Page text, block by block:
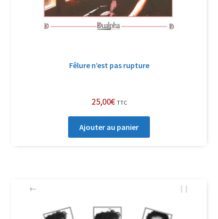
Fêlure n’est pas rupture
25,00€ TTC
Ajouter au panier